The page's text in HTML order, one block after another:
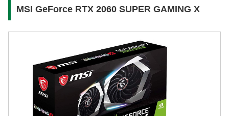
MSI GeForce RTX 2060 SUPER GAMING X